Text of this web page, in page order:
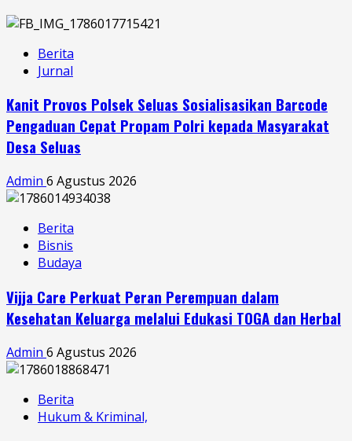
Berita
Jurnal
Kanit Provos Polsek Seluas Sosialisasikan Barcode
Pengaduan Cepat Propam Polri kepada Masyarakat
Desa Seluas
Admin 6 Agustus 2026
Berita
Bisnis
Budaya
Vijja Care Perkuat Peran Perempuan dalam
Kesehatan Keluarga melalui Edukasi TOGA dan Herbal
Admin 6 Agustus 2026
Berita
Hukum & Kriminal,